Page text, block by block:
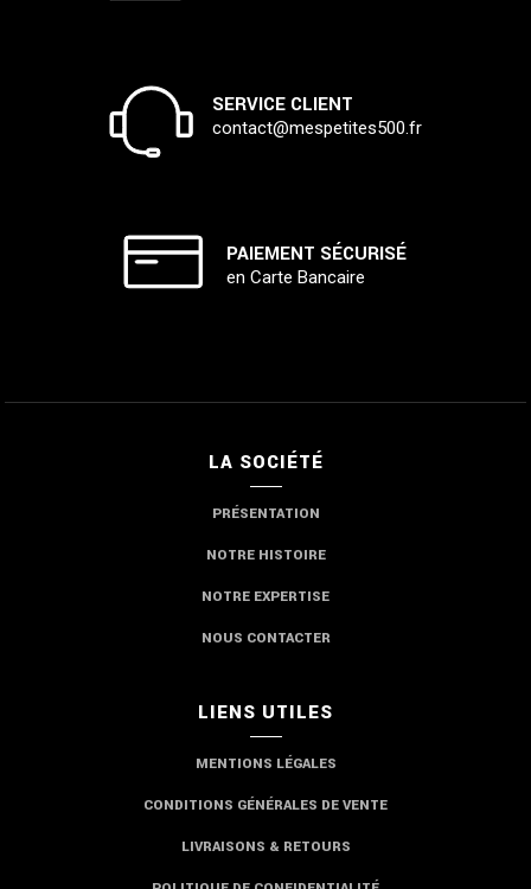
SERVICE CLIENT
contact@mespetites500.fr
PAIEMENT SÉCURISÉ
en Carte Bancaire
LA SOCIÉTÉ
PRÉSENTATION
NOTRE HISTOIRE
NOTRE EXPERTISE
NOUS CONTACTER
LIENS UTILES
MENTIONS LÉGALES
CONDITIONS GÉNÉRALES DE VENTE
LIVRAISONS & RETOURS